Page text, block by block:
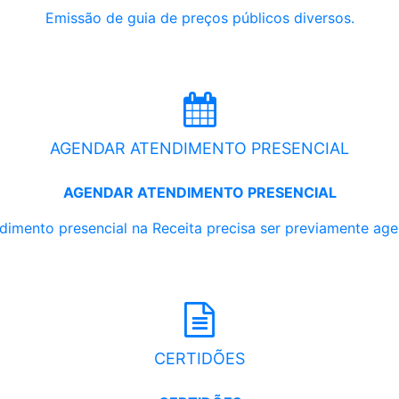
Emissão de guia de preços públicos diversos.
AGENDAR ATENDIMENTO PRESENCIAL
AGENDAR ATENDIMENTO PRESENCIAL
presencial na Receita precisa ser previamente
CERTIDÕES